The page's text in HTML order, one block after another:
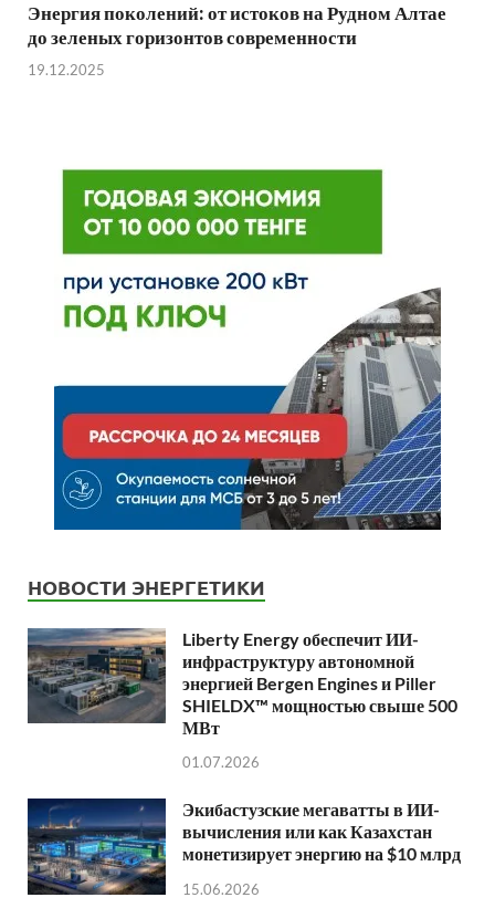
Энергия поколений: от истоков на Рудном Алтае
до зеленых горизонтов современности
19.12.2025
НОВОСТИ ЭНЕРГЕТИКИ
Liberty Energy обеспечит ИИ-
инфраструктуру автономной
энергией Bergen Engines и Piller
SHIELDX™ мощностью свыше 500
МВт
01.07.2026
Экибастузские мегаватты в ИИ-
вычисления или как Казахстан
монетизирует энергию на $10 млрд
15.06.2026